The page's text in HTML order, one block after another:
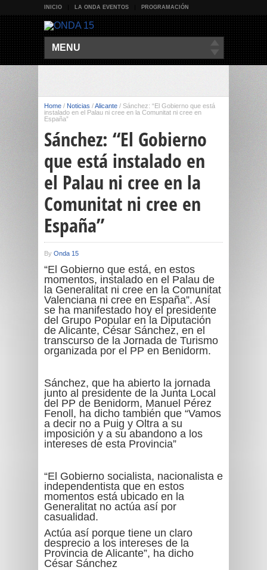
INICIO LA ONDA EVENTOS PROGRAMACIÓN
MENU
Home / Noticias /Alicante / Sánchez: “El Gobierno que está
instalado en el Palau ni cree en la Comunitat ni cree en
España”
Sánchez: “El Gobierno
que está instalado en
el Palau ni cree en la
Comunitat ni cree en
España”
By Onda 15
“El Gobierno que está, en estos
momentos, instalado en el Palau de
la Generalitat ni cree en la Comunitat
Valenciana ni cree en España”. Así
se ha manifestado hoy el presidente
del Grupo Popular en la Diputación
de Alicante, César Sánchez, en el
transcurso de la Jornada de Turismo
organizada por el PP en Benidorm.
Sánchez, que ha abierto la jornada
junto al presidente de la Junta Local
del PP de Benidorm, Manuel Pérez
Fenoll, ha dicho también que “Vamos
a decir no a Puig y Oltra a su
imposición y a su abandono a los
intereses de esta Provincia”
“El Gobierno socialista, nacionalista e
independentista que en estos
momentos está ubicado en la
Generalitat no actúa así por
casualidad.
Actúa así porque tiene un claro
desprecio a los intereses de la
Provincia de Alicante”, ha dicho
César Sánchez